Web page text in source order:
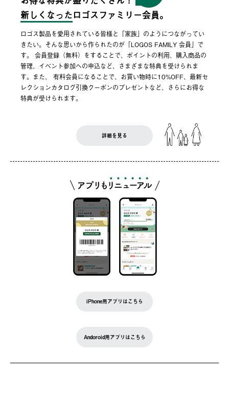
新しくなった ロゴスファミリー会員。
ロゴス製品を愛用されている皆様と「家族」のようにつながってい
きたい。そんな思いから作られたのが「LOGOS FAMILY 会員」で
す。 会員登録（無料）をすることで、ポイントの利用、購入商品の
管理、イベント参加への申込など、さまざまな特典を受けられま
す。また、 有料会員になることで、お買い物時に10%OFF、最新セ
レクションカタログ引換クーポンのプレゼントなど、さらにお得な
特典が受けられます。
詳細を見る
iPhone用アプリはこちら
Andoroid用アプリはこちら